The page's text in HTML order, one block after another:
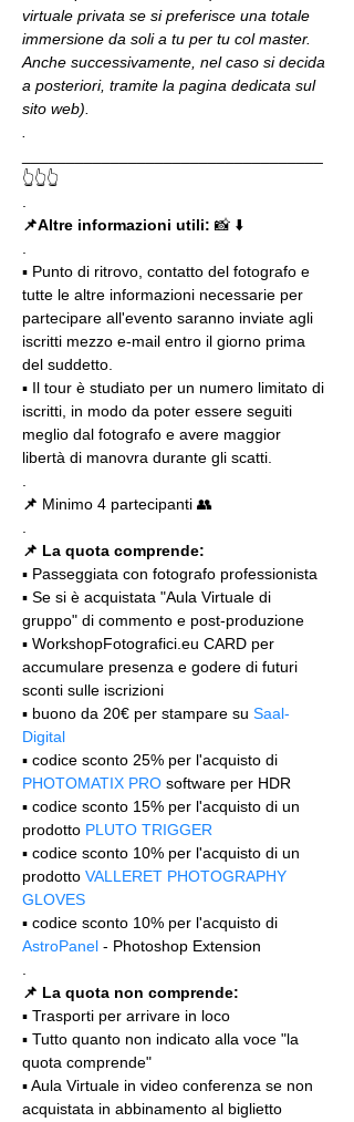
virtuale privata se si preferisce una totale
immersione da soli a tu per tu col master.
Anche successivamente, nel caso si decida
a posteriori, tramite la pagina dedicata sul
sito web).
👆👆👆
📌Altre informazioni utili: 📸 ⬇️
▪️ Punto di ritrovo, contatto del fotografo e
tutte le altre informazioni necessarie per
partecipare all'evento saranno inviate agli
iscritti mezzo e-mail entro il giorno prima
del suddetto.
▪️ Il tour è studiato per un numero limitato di
iscritti, in modo da poter essere seguiti
meglio dal fotografo e avere maggior
libertà di manovra durante gli scatti.
📌 Minimo 4 partecipanti 👥
📌 La quota comprende:
▪️ Passeggiata con fotografo professionista
▪️ Se si è acquistata "Aula Virtuale di
gruppo" di commento e post-produzione
▪️ WorkshopFotografici.eu CARD per
accumulare presenza e godere di futuri
sconti sulle iscrizioni
▪️ buono da 20€ per stampare su Saal-
Digital
▪️ codice sconto 25% per l'acquisto di
PHOTOMATIX PRO software per HDR
▪️ codice sconto 15% per l'acquisto di un
prodotto PLUTO TRIGGER
▪️ codice sconto 10% per l'acquisto di un
prodotto VALLERET PHOTOGRAPHY
GLOVES
▪️ codice sconto 10% per l'acquisto di
AstroPanel - Photoshop Extension
📌 La quota non comprende:
▪️ Trasporti per arrivare in loco
▪️ Tutto quanto non indicato alla voce "la
quota comprende"
▪️ Aula Virtuale in video conferenza se non
acquistata in abbinamento al biglietto